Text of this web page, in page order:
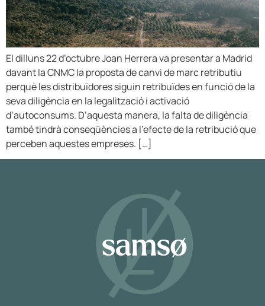
El dilluns 22 d’octubre Joan Herrera va presentar a Madrid
davant la CNMC la proposta de canvi de marc retributiu
perquè les distribuïdores siguin retribuïdes en funció de la
seva diligència en la legalització i activació
d’autoconsums. D’aquesta manera, la falta de diligència
també tindrà conseqüències a l’efecte de la retribució que
perceben aquestes empreses. […]